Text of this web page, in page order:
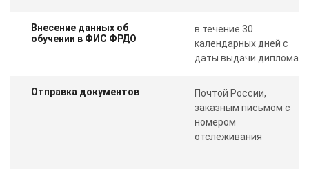
Внесение данных об
обучении в ФИС ФРДО
в течение 30
календарных дней с
даты выдачи диплома
Отправка документов
Почтой России,
заказным письмом с
номером
отслеживания